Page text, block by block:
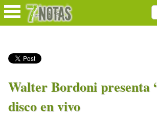
Walter Bordoni presenta
disco en vivo